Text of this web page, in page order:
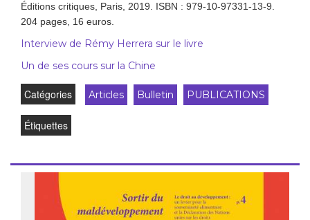
Éditions critiques, Paris, 2019. ISBN : 979-10-97331-13-9.
204 pages, 16 euros.
Interview de Rémy Herrera sur le livre
Un de ses cours sur la Chine
Catégories Articles Bulletin PUBLICATIONS
Étiquettes